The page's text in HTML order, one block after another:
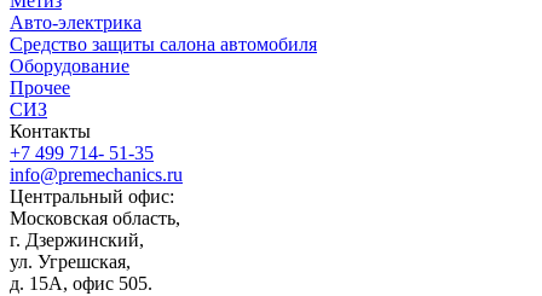
Авто-электрика
Средство защиты салона автомобиля
Оборудование
Прочее
СИЗ
Контакты
+7 499 714- 51-35
info@premechanics.ru
Центральный офис:
Московская область,
г. Дзержинский,
ул. Угрешская,
д. 15А, офис 505.